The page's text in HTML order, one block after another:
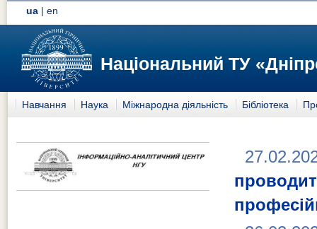
ua |en
Національний ТУ
Навчання Наука Міжнародна діяльність Бібліотека